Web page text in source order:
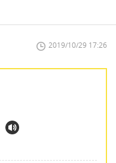
2019/10/29 17:26